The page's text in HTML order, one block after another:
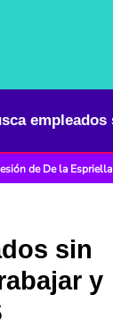
de De la Espriella
sin
y